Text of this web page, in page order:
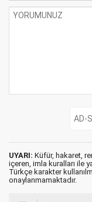
UYARI: Küfür, hakaret,
içeren, imla kuralları ile
Türkçe karakter
onaylanmamaktadır.